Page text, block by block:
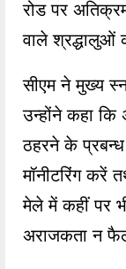
रोड पर
वाले श्रद्धालुओं
सीएम ने मुख्य
उन्होंने कहा कि
ठहरने के प्रबन्ध
मॉनीटरिंग करें
मेले में कहीं पर
अराजकता न